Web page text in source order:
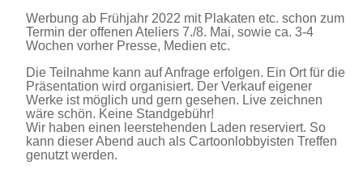
Werbung ab Frühjahr 2022 mit Plakaten etc. schon zum
Termin der offenen Ateliers 7./8. Mai, sowie ca. 3-4
Wochen vorher Presse, Medien etc.
Die Teilnahme kann auf Anfrage erfolgen. Ein Ort für die
Präsentation wird organisiert. Der Verkauf eigener
Werke ist möglich und gern gesehen. Live zeichnen
wäre schön. Keine Standgebühr!
Wir haben einen leerstehenden Laden reserviert. So
kann dieser Abend auch als Cartoonlobbyisten Treffen
genutzt werden.